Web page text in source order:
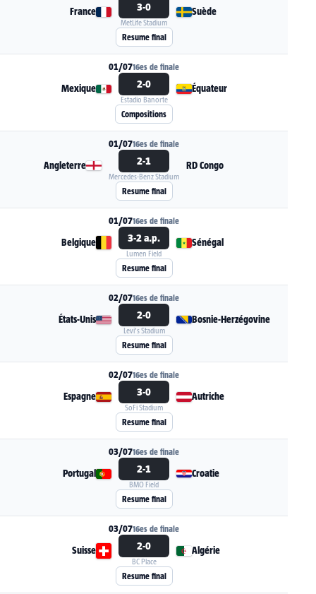
Voir la fiche du match France - Suède
France 3-0
MetLife Stadium
Suède
Resume final
Voir la fiche du match Mexique - Équateur
01/0716es de finale
Mexique 2-0
Estadio Banorte
Équateur
Compositions
Voir la fiche du match Angleterre - RD Congo
01/0716es de finale
Angleterre 2-1
Mercedes-Benz Stadium
RD Congo
Resume final
Voir la fiche du match Belgique - Sénégal
01/0716es de finale
Belgique 3-2 a.p.
Lumen Field
Sénégal
Resume final
Voir la fiche du match États-Unis - Bosnie-
02/0716es de finale
États-Unis 2-0
Levi's Stadium
Bosnie-Herzégovine
Resume final
Voir la fiche du match Espagne - Autriche
02/0716es de finale
Espagne 3-0
SoFi Stadium
Autriche
Resume final
Voir la fiche du match Portugal - Croatie
03/0716es de finale
Portugal 2-1
BMO Field
Croatie
Resume final
Voir la fiche du match Suisse - Algérie
03/0716es de finale
Suisse 2-0
BC Place
Algérie
Resume final